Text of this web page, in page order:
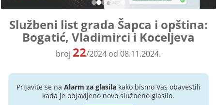
Službeni list grada Šapca i opština:
Bogatić, Vladimirci i Koceljeva
broj 22/2024 od 08.11.2024.
Prijavite se na Alarm za glasilakako bismo Vas obavestili
kada je objavljeno novo službeno glasilo.